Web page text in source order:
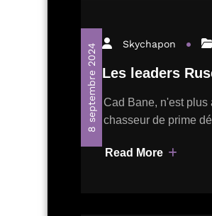
8 septembre 2024 Skychapon
Les leaders
Cad Bane, n'est plus
chasseur de prime
Read More